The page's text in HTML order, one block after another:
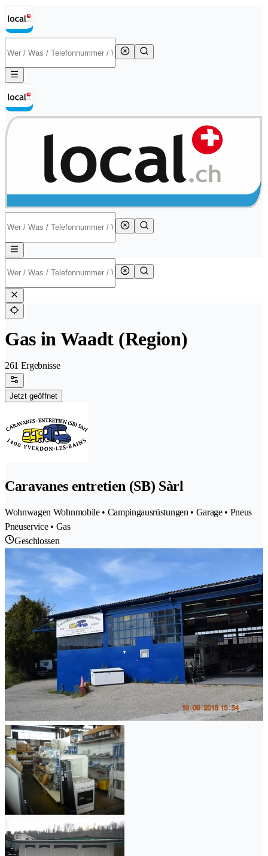
Gas in Waadt (Region)
261 Ergebnisse
Jetzt geöffnet
Caravanes entretien (SB) Sàrl
Wohnwagen Wohnmobile • Campingausrüstungen • Garage • Pneus
Pneuservice • Gas
Geschlossen